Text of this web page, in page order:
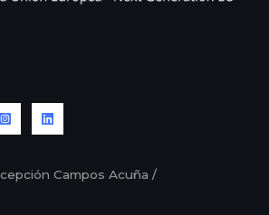
Campos Acuña /